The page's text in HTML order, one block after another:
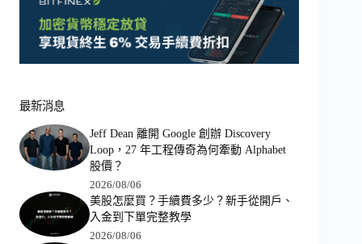
最新消息
Jeff Dean 離開 Google 創辦 Discovery
Loop，27 年工程傳奇為何牽動 Alphabet
股價？
2026/08/06
美股怎麼買？手續費多少？新手從開戶、
入金到下單完整教學
2026/08/06